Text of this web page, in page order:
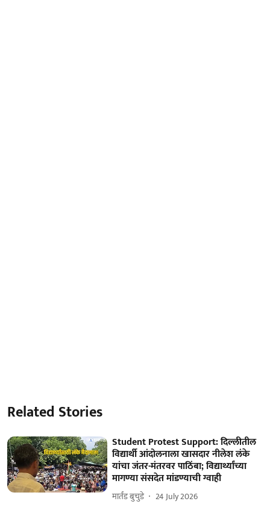
Related Stories
Student Protest Support: दिल्लीतील
विद्यार्थी आंदोलनाला खासदार नीलेश लंके
यांचा जंतर-मंतरवर पाठिंबा; विद्यार्थ्यांच्या
मागण्या संसदेत मांडण्याची ग्वाही
मार्तंड बुचुडे 24 July 2026